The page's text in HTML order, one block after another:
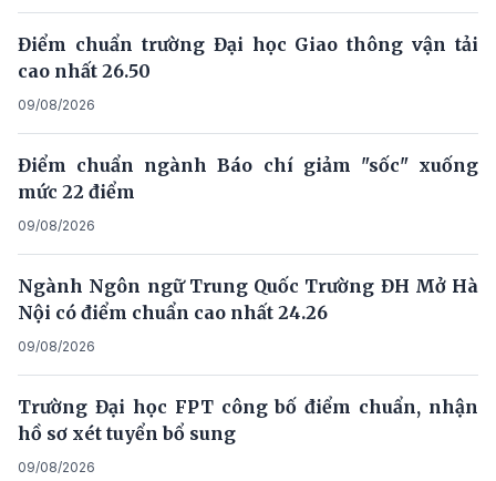
Điểm chuẩn trường Đại học Giao thông vận tải
cao nhất 26.50
09/08/2026
Điểm chuẩn ngành Báo chí giảm "sốc" xuống
mức 22 điểm
09/08/2026
Ngành Ngôn ngữ Trung Quốc Trường ĐH Mở Hà
Nội có điểm chuẩn cao nhất 24.26
09/08/2026
Trường Đại học FPT công bố điểm chuẩn, nhận
hồ sơ xét tuyển bổ sung
09/08/2026